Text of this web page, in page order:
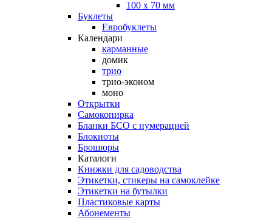
100 х 70 мм
Буклеты
Евробуклеты
Календари
карманные
домик
трио
трио-эконом
моно
Открытки
Самокопирка
Бланки БСО с нумерацией
Блокноты
Брошюры
Каталоги
Книжки для садоводства
Этикетки, стикеры на самоклейке
Этикетки на бутылки
Пластиковые карты
Абонементы